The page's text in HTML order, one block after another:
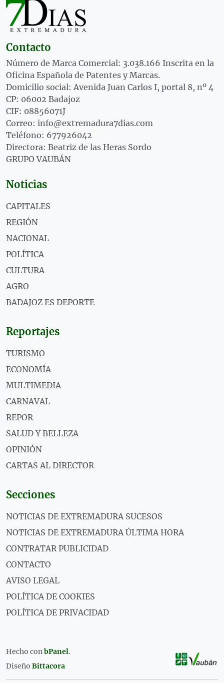
Contacto
Número de Marca Comercial: 3.038.166 Inscrita en la
Oficina Española de Patentes y Marcas.
Domicilio social: Avenida Juan Carlos I, portal 8, nº 4
CP: 06002 Badajoz
CIF: 08856071J
Correo: info@extremadura7dias.com
Teléfono: 677926042
Directora: Beatriz de las Heras Sordo
GRUPO VAUBÁN
Noticias
CAPITALES
REGIÓN
NACIONAL
POLÍTICA
CULTURA
AGRO
BADAJOZ ES DEPORTE
Reportajes
TURISMO
ECONOMÍA
MULTIMEDIA
CARNAVAL
REPOR
SALUD Y BELLEZA
OPINIÓN
CARTAS AL DIRECTOR
Secciones
NOTICIAS DE EXTREMADURA SUCESOS
NOTICIAS DE EXTREMADURA ÚLTIMA HORA
CONTRATAR PUBLICIDAD
CONTACTO
AVISO LEGAL
POLÍTICA DE COOKIES
POLÍTICA DE PRIVACIDAD
Hecho conbPanel.
Diseño Bittacora